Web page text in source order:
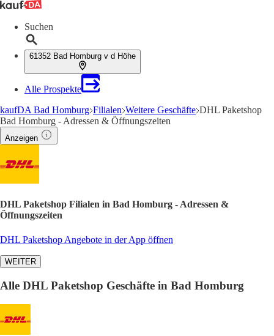
Suchen
61352 Bad Homburg v d Höhe
Alle Prospekte
kaufDA Bad Homburg Filialen Weitere Geschäfte DHL Paketshop
Bad Homburg - Adressen & Öffnungszeiten
Anzeigen
DHL Paketshop Filialen in Bad Homburg - Adressen &
Öffnungszeiten
DHL Paketshop Angebote in der App öffnen
WEITER
Alle DHL Paketshop Geschäfte in Bad Homburg